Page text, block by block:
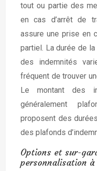
tout ou partie des
en cas d’arrêt de
assure une prise en
partiel. La durée de
des indemnités
fréquent de trouver
Le montant des
généralement
proposent des
des plafonds
Options et sur-
personnalisation